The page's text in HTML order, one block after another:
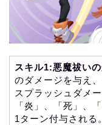
スキル1:悪魔祓い
のダメージを与え
スプラッシュダメ
「炎」、「死」、
1ターン付与される。